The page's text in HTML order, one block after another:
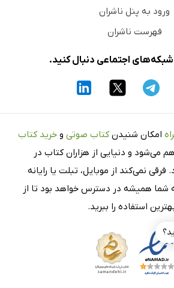
ورود به پنل ناشران
فهرست ناشران
شبکه‌های اجتماعی دنبال کنید.
امکان شنیدن کتاب صوتی و خرید کتاب
می‌شود و دنیایی از هزاران کتاب در
نمی‌کند از موبایل، تبلت یا رایانه
شما همیشه در دسترس خواهد بود تا از
استفاده را ببرید.